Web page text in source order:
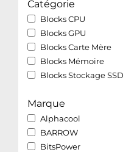
Catégorie
Blocks CPU
Blocks GPU
Blocks Carte Mère
Blocks Mémoire
Blocks Stockage SSD
Marque
Alphacool
BARROW
BitsPower